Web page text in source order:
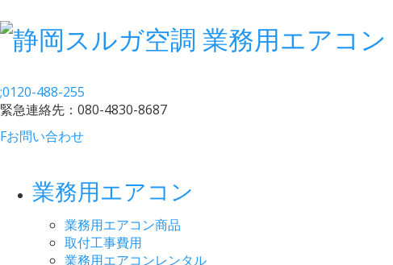
;0120-488-255
緊急連絡先： 080-4830-8687
Fお問い合わせ
業務用エアコン
業務用エアコン商品
取付工事費用
業務用エアコンレンタル